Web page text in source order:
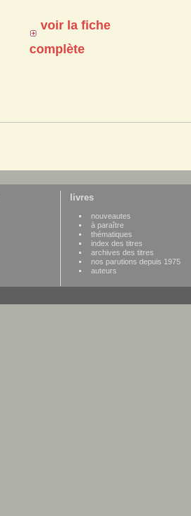
voir la fiche
complète
livres
nouveautes
à paraître
thématiques
index des titres
archives des titres
nos parutions depuis 1975
auteurs